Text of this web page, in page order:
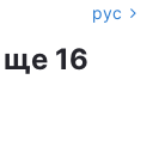
рус
ще 16